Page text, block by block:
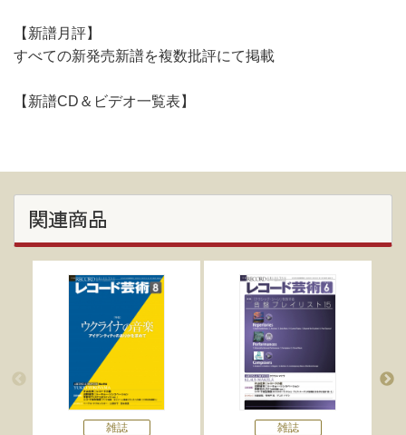
【新譜月評】
すべての新発売新譜を複数批評にて掲載
【新譜CD＆ビデオ一覧表】
関連商品
雑誌 雑誌